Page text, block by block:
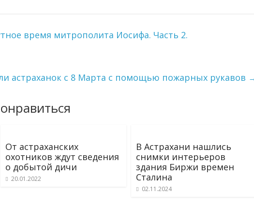
время митрополита Иосифа. Часть 2.
астраханок с 8 Марта с помощью пожарных рукавов
От астраханских
охотников ждут сведения
о добытой дичи
20.01.2022
В Астрахани нашлись
снимки интерьеров
здания Биржи времен
Сталина
02.11.2024